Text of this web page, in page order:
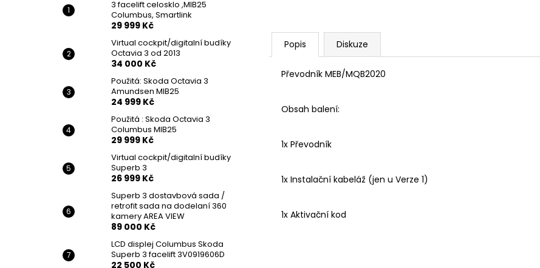
3 facelift celosklo ,MIB25
Columbus, Smartlink
29 999 Kč
Virtual cockpit/digitalní budíky
Octavia 3 od 2013
34 000 Kč
Použitá: Skoda Octavia 3
Amundsen MIB25
24 999 Kč
Použitá : Skoda Octavia 3
Columbus MIB25
29 999 Kč
Virtual cockpit/digitalní budíky
Superb 3
26 999 Kč
Superb 3 dostavbová sada /
retrofit sada na dodelaní 360
kamery AREA VIEW
89 000 Kč
LCD displej Columbus Skoda
Superb 3 facelift 3V0919606D
22 500 Kč
Popis Diskuze
Převodník MEB/MQB2020
Obsah balení:
1x Převodník
1x Instalační kabeláž (jen u Verze 1)
1x Aktivační kod